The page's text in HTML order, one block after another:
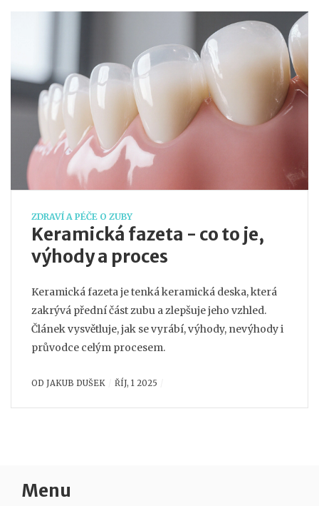
ZDRAVÍ A PÉČE O ZUBY
Keramická fazeta - co to je,
výhody a proces
Keramická fazeta je tenká keramická deska, která
zakrývá přední část zubu a zlepšuje jeho vzhled.
Článek vysvětluje, jak se vyrábí, výhody, nevýhody i
průvodce celým procesem.
OD JAKUB DUŠEK ŘÍJ, 1 2025
Menu